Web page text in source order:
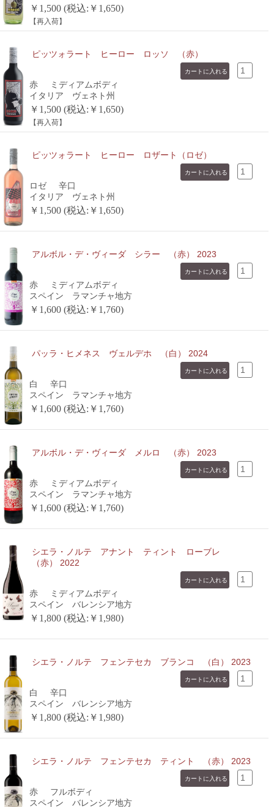
￥1,500 (税込:￥1,650)
【再入荷】
ピッツォラート ヒーロー ロッソ （赤）
赤
ミディアムボディ
イタリア ヴェネト州
￥1,500 (税込:￥1,650)
【再入荷】
ピッツォラート ヒーロー ロザート（ロゼ）
ロゼ
辛口
イタリア ヴェネト州
￥1,500 (税込:￥1,650)
アルボル・デ・ヴィーダ シラー （赤） 2023
赤
ミディアムボディ
スペイン ラマンチャ地方
￥1,600 (税込:￥1,760)
パッラ・ヒメネス ヴェルデホ （白） 2024
白
辛口
スペイン ラマンチャ地方
￥1,600 (税込:￥1,760)
アルボル・デ・ヴィーダ メルロ （赤） 2023
赤
ミディアムボディ
スペイン ラマンチャ地方
￥1,600 (税込:￥1,760)
シエラ・ノルテ アナント ティント ローブレ
（赤） 2022
赤
ミディアムボディ
スペイン バレンシア地方
￥1,800 (税込:￥1,980)
シエラ・ノルテ フェンテセカ ブランコ （白） 2023
白
辛口
スペイン バレンシア地方
￥1,800 (税込:￥1,980)
シエラ・ノルテ フェンテセカ ティント （赤） 2023
赤
フルボディ
スペイン バレンシア地方